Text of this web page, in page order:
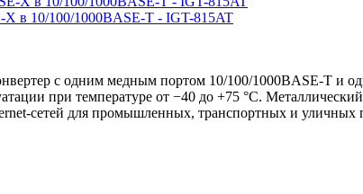
в 10/100/1000BASE-T - IGT-815AT
с одним медным портом 10/100/1000BASE-T и
при температуре от −40 до +75 °C.
сетей для промышленных, транспортных и уличных